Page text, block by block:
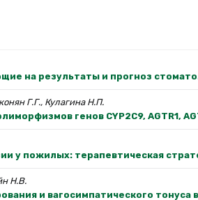
на результаты и прогноз
Г.Г., Кулагина Н.П.
генов CYP2C9, AGTR1,
у пожилых: терапевтическая
Н.В.
и вагосимпатического